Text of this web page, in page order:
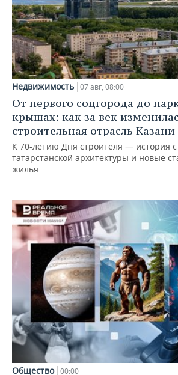
Недвижимость 07 авг, 08:00
От первого соцгорода до
крышах: как за век
строительная отрасль Казани
К 70-летию Дня строителя — история
татарстанской архитектуры и новые
жилья
Общество 00:00